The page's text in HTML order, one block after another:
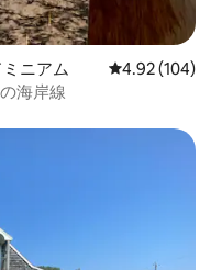
ニアム レビュー104
4.92 (104)
海岸線